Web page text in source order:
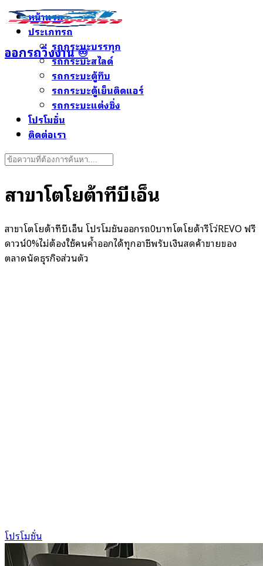
Skip
ออกรถวิ่งงาน ♾️
หน้าแรก
ประเภทรถ
รถกระบะบรรทุก
รถกระบะสไลด์
รถกระบะตู้ทึบ
รถกระบะตู้เย็นติดแอร์
รถกระบะแต่งซิ่ง
โปรโมชั่น
ติดต่อเรา
Search
สาขาโตโยต้าทีบีเอ็น
สาขาโตโยต้าทีบีเอ็น โปรโมชั่นออกรถ0บาทโตโยต้ารีโว่REVO ฟรี
ดาวน์0%ไม่ต้องใช้คนค้ำออกได้ทุกอาชีพรับเงินสดค้าขายของ
ตลาดนัดธุรกิจส่วนตัว
โปรโมชั่น